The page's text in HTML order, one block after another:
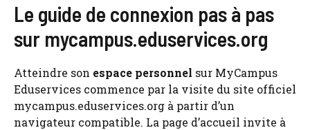
Le guide de connexion pas à pas
sur mycampus.eduservices.org
Atteindre son espace personnel sur MyCampus
Eduservices commence par la visite du site officiel
mycampus.eduservices.org à partir d’un
navigateur compatible. La page d’accueil invite à